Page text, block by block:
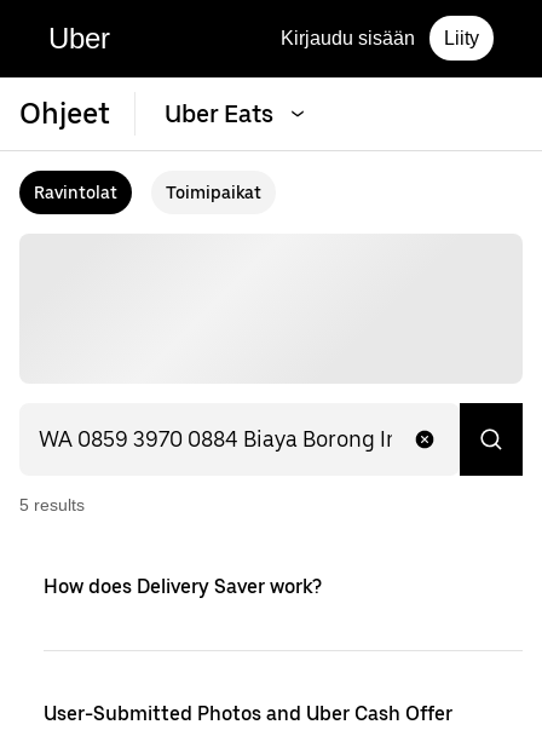
Uber Kirjaudu sisään Liity
Ohjeet Uber Eats
Ravintolat Toimipaikat
5 results
How does Delivery Saver work?
User-Submitted Photos and Uber Cash Offer